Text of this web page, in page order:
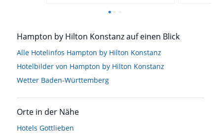
Hampton by Hilton Konstanz auf einen Blick
Alle Hotelinfos Hampton by Hilton Konstanz
Hotelbilder von Hampton by Hilton Konstanz
Wetter Baden-Württemberg
Orte in der Nähe
Hotels Gottlieben